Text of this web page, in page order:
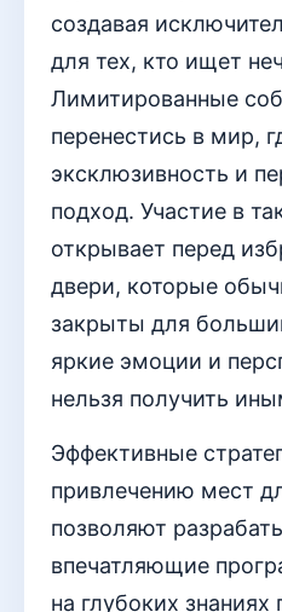
создавая
для тех, кто ищет
Лимитированные
перенестись в мир,
эксклюзивность и
подход. Участие в
открывает перед
двери, которые
закрыты для
яркие эмоции и
нельзя получить
Эффективные
привлечению мест
позволяют
впечатляющие
на глубоких знаниях